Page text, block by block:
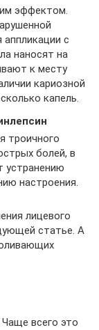
эффектом.
с
наносят на
к месту
кариозной
капель.
троичного
болей, в
устранению
настроения.
лицевого
статье. А
Чаще всего это